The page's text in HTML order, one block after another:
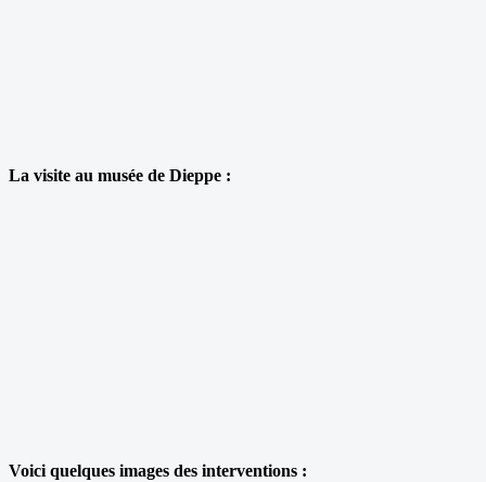
La visite au musée de Dieppe :
Voici quelques images des interventions :